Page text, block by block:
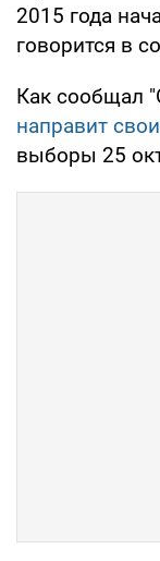
2015 года
говорится в
Как сообщал
направит
выборы 25